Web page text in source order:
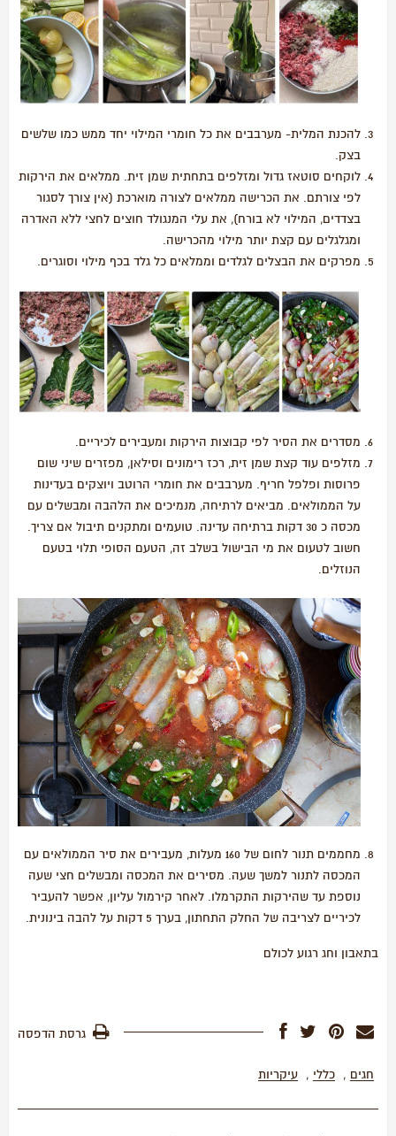
להכנת המלית- מערבבים את כל חומרי המילוי יחד ממש כמו שלשים
בצק.
לוקחים סוטאז גדול ומזלפים בתחתית שמן זית. ממלאים את הירקות
לפי צורתם. את הכרישה ממלאים לצורה מוארכת (אין צורך לסגור
בצדדים, המילוי לא בורח), את עלי המנגולד חוצים לחצי ללא האדרה
ומגלגלים עם קצת יותר מילוי מהכרישה.
מפרקים את הבצלים לגלדים וממלאים כל גלד בכף מילוי וסוגרים.
מסדרים את הסיר לפי קבוצות הירקות ומעבירים לכיריים.
מזלפים עוד קצת שמן זית, רכז רימונים וסילאן, מפזרים שיני שום
פרוסות ופלפל חריף. מערבבים את חומרי הרוטב ויוצקים בעדינות
על הממולאים. מביאים לרתיחה, מנמיכים את הלהבה ומבשלים עם
מכסה כ 30 דקות ברתיחה עדינה. טועמים ומתקנים תיבול אם צריך.
חשוב לטעום את מי הבישול בשלב זה, הטעם הסופי תלוי בטעם
הנוזלים.
מחממים תנור לחום של 160 מעלות, מעבירים את סיר הממולאים עם
המכסה לתנור למשך שעה. מסירים את המכסה ומבשלים חצי שעה
נוספת עד שהירקות התקרמלו. לאחר קירמול עליון, אפשר להעביר
לכיריים לצריבה של החלק התחתון, בערך 5 דקות על להבה בינונית.
בתאבון וחג רגוע לכולם
גרסת הדפסה
חגים , כללי , עיקריות